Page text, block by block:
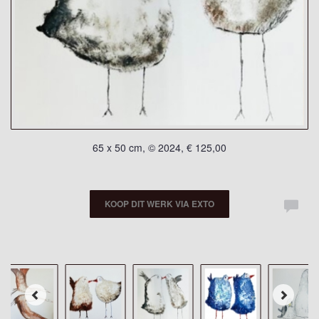
65 x 50 cm, © 2024, € 125,00
KOOP DIT WERK VIA EXTO